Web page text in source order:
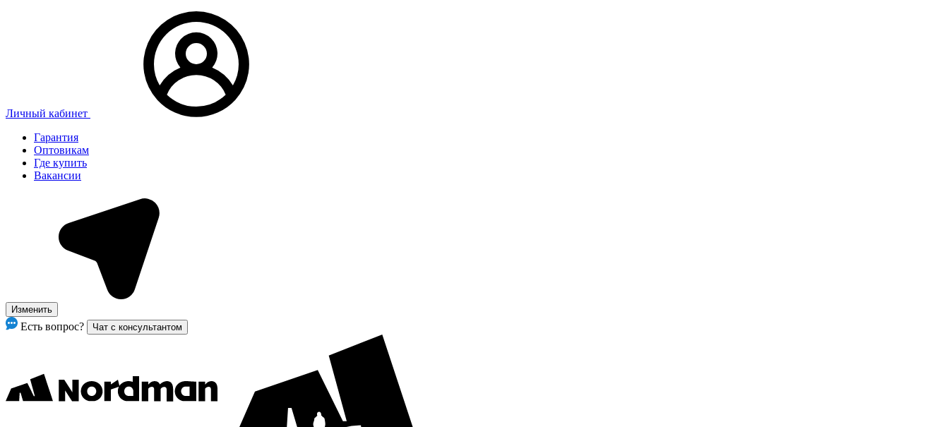
Личный кабинет
Гарантия
Оптовикам
Где купить
Вакансии
Изменить
Есть вопрос? Чат с консультантом